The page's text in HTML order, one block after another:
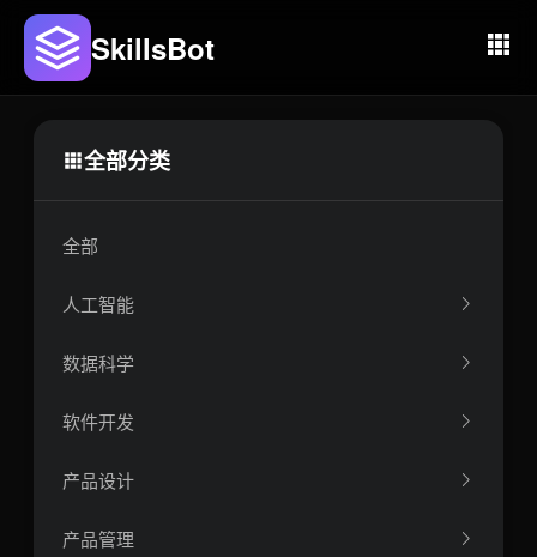
SkillsBot
全部分类
全部
人工智能
数据科学
软件开发
产品设计
产品管理